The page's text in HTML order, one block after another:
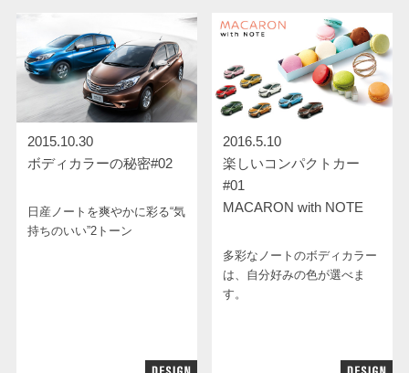
2015.10.30
ボディカラーの秘密#02
日産ノートを爽やかに彩る“気
持ちのいい”2トーン
2016.5.10
楽しいコンパクトカー
#01
MACARON with NOTE
多彩なノートのボディカラー
は、自分好みの色が選べま
す。